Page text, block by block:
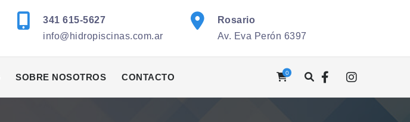
341 615-5627
info@hidropiscinas.com.ar
Rosario
Av. Eva Perón 6397
SOBRE NOSOTROS CONTACTO 0